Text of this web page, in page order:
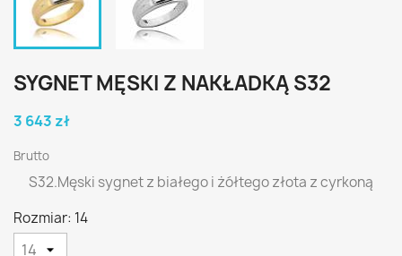
SYGNET MĘSKI Z NAKŁADKĄ S32
3 643 zł
Brutto
S32.Męski sygnet z białego i żółtego złota z cyrkoną
Rozmiar: 14